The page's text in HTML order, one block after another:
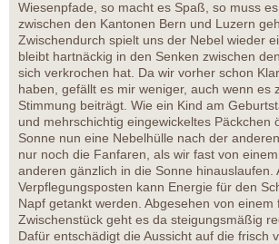
Wiesenpfade, so macht es Spaß, so muss
zwischen den Kantonen Bern und Luzern
Zwischendurch spielt uns der Nebel wieder
bleibt hartnäckig in den Senken zwischen
sich verkrochen hat. Da wir vorher schon
haben, gefällt es mir weniger, auch wenn es
Stimmung beiträgt. Wie ein Kind am
und mehrschichtig eingewickeltes Päckchen
Sonne nun eine Nebelhülle nach der
nur noch die Fanfaren, als wir fast von
anderen gänzlich in die Sonne hinauslaufen.
Verpflegungsposten kann Energie für den
Napf getankt werden. Abgesehen von einem
Zwischenstück geht es da steigungsmäßig
Dafür entschädigt die Aussicht auf die frisch